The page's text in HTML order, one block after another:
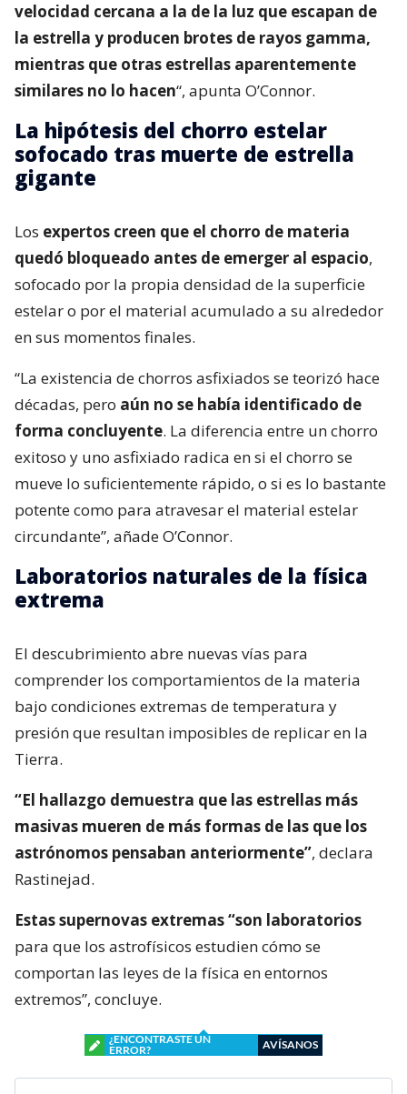
velocidad cercana a la de la luz que escapan de
la estrella y producen brotes de rayos gamma,
mientras que otras estrellas aparentemente
similares no lo hacen“, apunta O’Connor.
La hipótesis del chorro estelar
sofocado tras muerte de estrella
gigante
Los expertos creen que el chorro de materia
quedó bloqueado antes de emerger al espacio,
sofocado por la propia densidad de la superficie
estelar o por el material acumulado a su alrededor
en sus momentos finales.
“La existencia de chorros asfixiados se teorizó hace
décadas, pero aún no se había identificado de
forma concluyente. La diferencia entre un chorro
exitoso y uno asfixiado radica en si el chorro se
mueve lo suficientemente rápido, o si es lo bastante
potente como para atravesar el material estelar
circundante”, añade O’Connor.
Laboratorios naturales de la física
extrema
El descubrimiento abre nuevas vías para
comprender los comportamientos de la materia
bajo condiciones extremas de temperatura y
presión que resultan imposibles de replicar en la
Tierra.
“El hallazgo demuestra que las estrellas más
masivas mueren de más formas de las que los
astrónomos pensaban anteriormente”, declara
Rastinejad.
Estas supernovas extremas “son laboratorios
para que los astrofísicos estudien cómo se
comportan las leyes de la física en entornos
extremos”, concluye.
¿ENCONTRASTE UN
ERROR?
AVÍSANOS